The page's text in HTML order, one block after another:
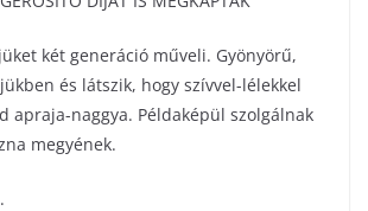
két generáció műveli. Gyönyörű,
és látszik, hogy szívvel-lélekkel
apraja-naggya. Példaképül szolgálnak
megyének.